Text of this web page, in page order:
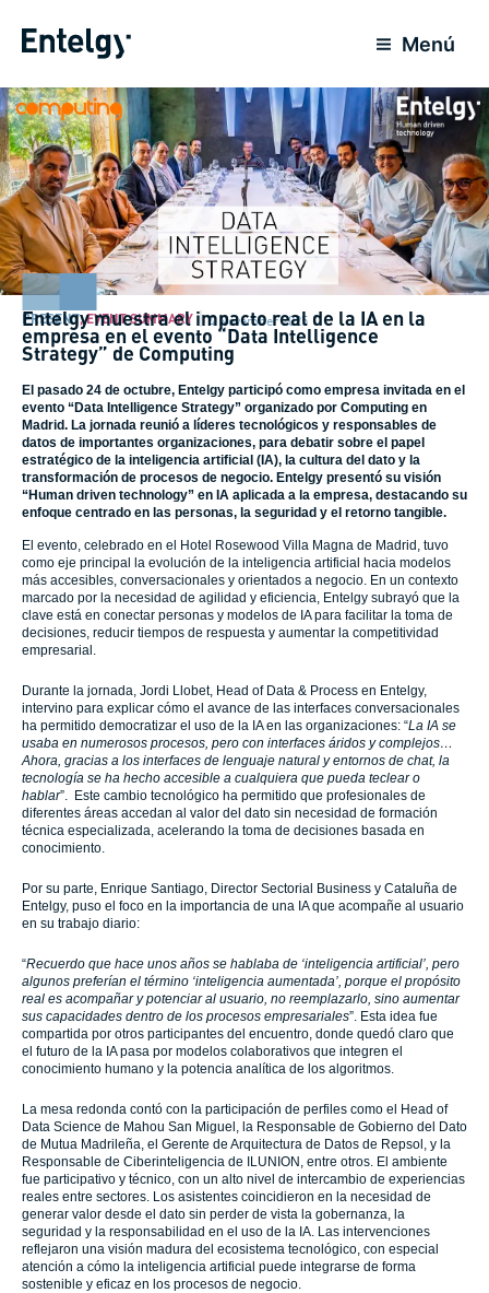
Menú
PRESENT,EVENT SUMMARY 4 November 2025
Entelgy muestra el impacto real de la IA en la
empresa en el evento “Data Intelligence
Strategy” de Computing
El pasado 24 de octubre, Entelgy participó como empresa invitada en el
evento “Data Intelligence Strategy” organizado por Computing en
Madrid. La jornada reunió a líderes tecnológicos y responsables de
datos de importantes organizaciones, para debatir sobre el papel
estratégico de la inteligencia artificial (IA), la cultura del dato y la
transformación de procesos de negocio. Entelgy presentó su visión
“Human driven technology” en IA aplicada a la empresa, destacando su
enfoque centrado en las personas, la seguridad y el retorno tangible.
El evento, celebrado en el Hotel Rosewood Villa Magna de Madrid, tuvo
como eje principal la evolución de la inteligencia artificial hacia modelos
más accesibles, conversacionales y orientados a negocio. En un contexto
marcado por la necesidad de agilidad y eficiencia, Entelgy subrayó que la
clave está en conectar personas y modelos de IA para facilitar la toma de
decisiones, reducir tiempos de respuesta y aumentar la competitividad
empresarial.
Durante la jornada, Jordi Llobet, Head of Data & Process en Entelgy,
intervino para explicar cómo el avance de las interfaces conversacionales
ha permitido democratizar el uso de la IA en las organizaciones: “La IA se
usaba en numerosos procesos, pero con interfaces áridos y complejos…
Ahora, gracias a los interfaces de lenguaje natural y entornos de chat, la
tecnología se ha hecho accesible a cualquiera que pueda teclear o
hablar”. Este cambio tecnológico ha permitido que profesionales de
diferentes áreas accedan al valor del dato sin necesidad de formación
técnica especializada, acelerando la toma de decisiones basada en
conocimiento.
Por su parte, Enrique Santiago, Director Sectorial Business y Cataluña de
Entelgy, puso el foco en la importancia de una IA que acompañe al usuario
en su trabajo diario:
“Recuerdo que hace unos años se hablaba de ‘inteligencia artificial’, pero
algunos preferían el término ‘inteligencia aumentada’, porque el propósito
real es acompañar y potenciar al usuario, no reemplazarlo, sino aumentar
sus capacidades dentro de los procesos empresariales”. Esta idea fue
compartida por otros participantes del encuentro, donde quedó claro que
el futuro de la IA pasa por modelos colaborativos que integren el
conocimiento humano y la potencia analítica de los algoritmos.
La mesa redonda contó con la participación de perfiles como el Head of
Data Science de Mahou San Miguel, la Responsable de Gobierno del Dato
de Mutua Madrileña, el Gerente de Arquitectura de Datos de Repsol, y la
Responsable de Ciberinteligencia de ILUNION, entre otros. El ambiente
fue participativo y técnico, con un alto nivel de intercambio de experiencias
reales entre sectores. Los asistentes coincidieron en la necesidad de
generar valor desde el dato sin perder de vista la gobernanza, la
seguridad y la responsabilidad en el uso de la IA. Las intervenciones
reflejaron una visión madura del ecosistema tecnológico, con especial
atención a cómo la inteligencia artificial puede integrarse de forma
sostenible y eficaz en los procesos de negocio.